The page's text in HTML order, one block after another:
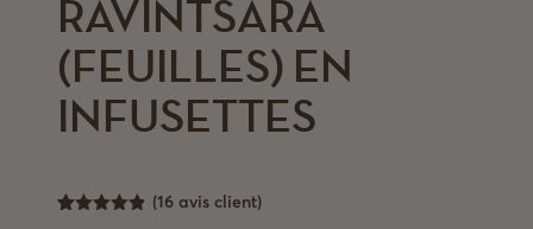
RAVINTSARA
(FEUILLES) EN
INFUSETTES
(16avis client)